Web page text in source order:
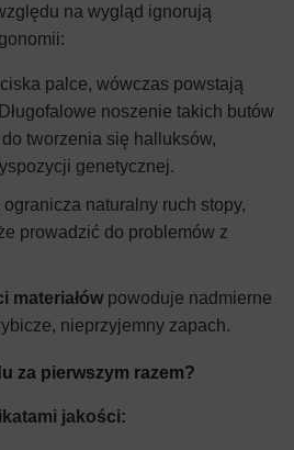
na wygląd ignorują
palce, wówczas powstają
noszenie takich butów
tworzenia się halluksów,
genetycznej.
ogranicza naturalny ruch stopy,
prowadzić do problemów z
materiałów powoduje nadmierne
nieprzyjemny zapach.
za pierwszym razem?
jakości: